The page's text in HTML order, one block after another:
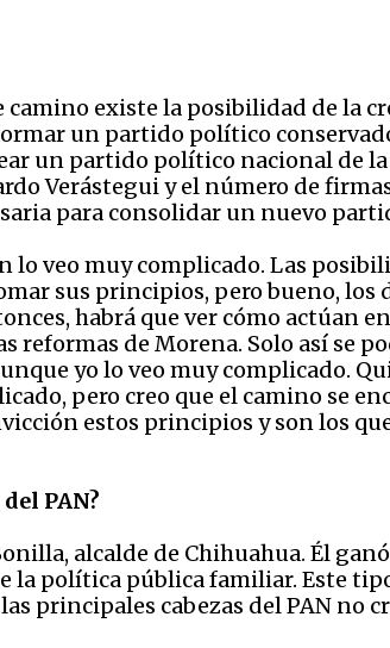
camino existe la posibilidad de la
un partido político
un partido político nacional de la
Verástegui y el número de
para consolidar un nuevo
lo veo muy complicado. Las
sus principios, pero bueno, los
habrá que ver cómo actúan
reformas de Morena. Solo así se
yo lo veo muy complicado.
pero creo que el camino se
estos principios y son los
PAN?
alcalde de Chihuahua. Él
la política pública familiar. Este
principales cabezas del PAN no